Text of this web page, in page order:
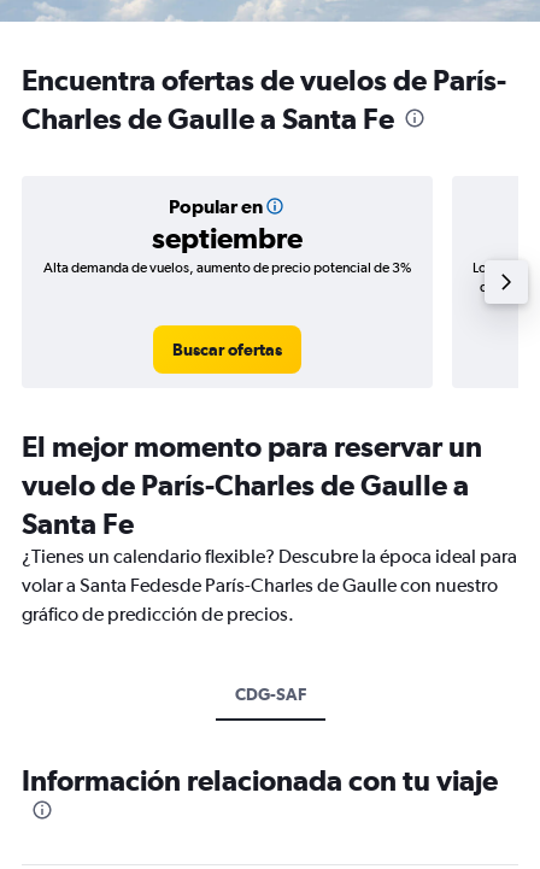
Encuentra ofertas de vuelos de París-
Charles de Gaulle a Santa Fe
Popular en
septiembre
Alta demanda de vuelos, aumento de precio potencial de 3%
Buscar ofertas
Los
de
El mejor momento para reservar un
vuelo de París-Charles de Gaulle a
Santa Fe
¿Tienes un calendario flexible? Descubre la época ideal para
volar a Santa Fedesde París-Charles de Gaulle con nuestro
gráfico de predicción de precios.
CDG-SAF
Información relacionada con tu viaje